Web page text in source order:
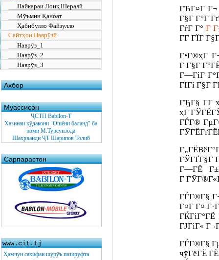
Пайкараи Лоиқ Шералӣ
Мӯъмин Қаноат
Ҳабибулло Файзулло
Сайтҳои Наврӯзӣ
Наврӯз_1
Наврӯз_2
Наврӯз_3
Ахбор
Муассисон
ҶСТП Babilon-T
Хазинаи кӯдакони "Ошёни баланд" ба
номи М.Турсунзода
Шаҳрванди ҶТ Шарипов Толиб
Сарпарастон
www.cit.tj
Ҳамчун саҳифаи шурӯъ пазируфта
ГЋГ¤Г Г¬
Г§Г Г°Г
ГѓГ Г°Г
Г­Г ГЇГ
Г•Г®ҳГ
Г Г§Г
Г—ГіГ­
ГІГі Г§Г
ГЂГ§ Г­Г
ҳГ
ГЃГ®
ГЎГҐГ§Г
Г—ГЁ
Г
ГЃГ®Г§
Г¤Г Г¤
ГЈГіГ«
ГЃГ®Г§
ҷӯГёГЁ